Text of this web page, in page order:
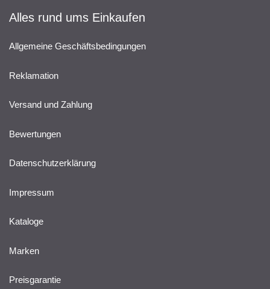
Alles rund ums Einkaufen
Allgemeine Geschäftsbedingungen
Reklamation
Versand und Zahlung
Bewertungen
Datenschutzerklärung
Impressum
Kataloge
Marken
Preisgarantie